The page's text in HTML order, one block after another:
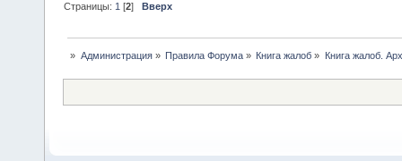
Страницы: 1 [2] Вверх
» Администрация» Правила Форума» Книга жалоб » Книга жалоб.